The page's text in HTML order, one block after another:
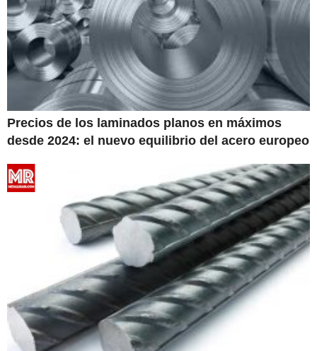
Precios de los laminados planos en máximos
desde 2024: el nuevo equilibrio del acero europeo